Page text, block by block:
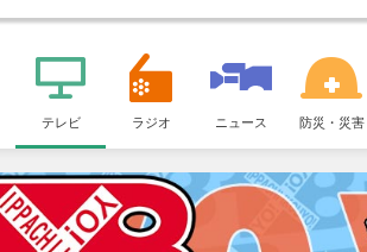
メ
ュ
ー
テレビ ラジオ ニュース 防災・災害